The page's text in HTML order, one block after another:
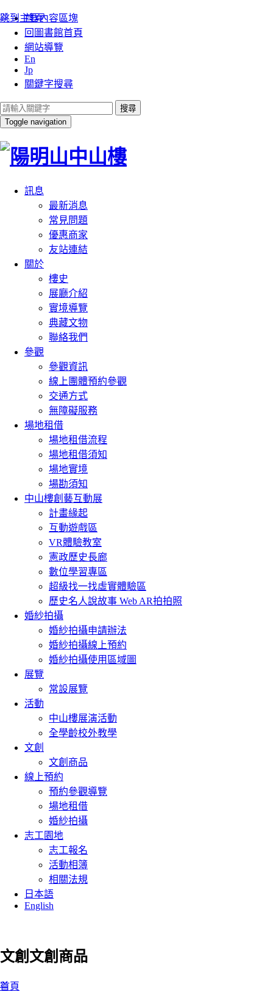
跳到主要內容區塊
:::
首頁
回圖書館首頁
網站導覽
En
Jp
關鍵字搜尋
搜尋
Toggle navigation
訊息
最新消息
常見問題
優惠商家
友站連結
關於
樓史
展廳介紹
實境導覽
典藏文物
聯絡我們
參觀
參觀資訊
線上團體預約參觀
交通方式
無障礙服務
場地租借
場地租借流程
場地租借須知
場地實境
場勘須知
中山樓創藝互動展
計畫緣起
互動遊戲區
VR體驗教室
憲政歷史長廊
數位學習專區
超級找一找虛實體驗區
歷史名人說故事 Web AR拍拍照
婚紗拍攝
婚紗拍攝申請辦法
婚紗拍攝線上預約
婚紗拍攝使用區域圖
展覽
常設展覽
活動
中山樓展演活動
全學齡校外教學
文創
文創商品
線上預約
預約參觀導覽
場地租借
婚紗拍攝
志工園地
志工報名
活動相簿
相關法規
日本語
English
文創 文創商品
:::
首頁